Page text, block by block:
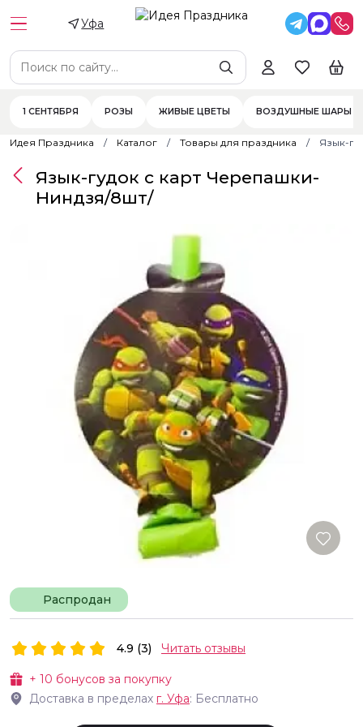
Уфа
1 СЕНТЯБРЯ РОЗЫ ЖИВЫЕ ЦВЕТЫ ВОЗДУШНЫЕ ШАРЫ
Идея Праздника Каталог Товары для праздника Язык-
Распродан
Язык-гудок с карт Черепашки-
Ниндзя/8шт/
+ 10 бонусов за покупку
Доставка в пределах г. Уфа: Бесплатно
4.9 (3) Читать отзывы